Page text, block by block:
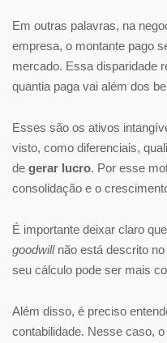
Em outras palavras, na
empresa, o montante pago
mercado. Essa disparidade
quantia paga vai além dos
Esses são os ativos
visto, como diferenciais,
de gerar lucro. Por esse
consolidação e o
É importante deixar claro
goodwill não está descrito no
seu cálculo pode ser mais
Além disso, é preciso
contabilidade. Nesse caso,